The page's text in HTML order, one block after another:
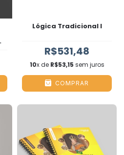
Lógica Tradicional I
R$531,48
10x de R$53,15 sem juros
COMPRAR